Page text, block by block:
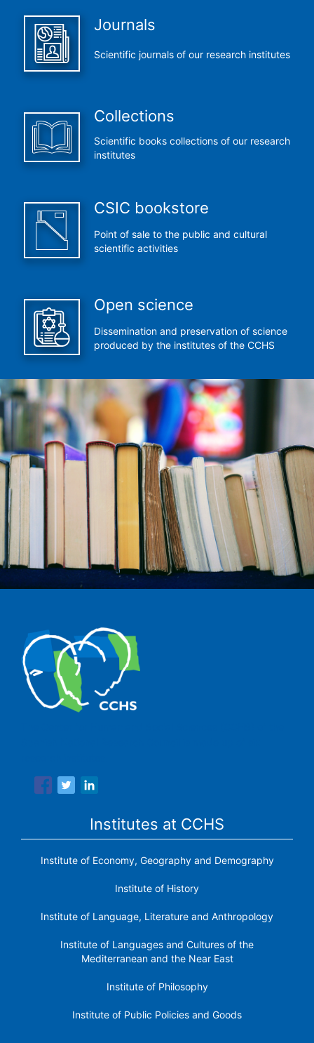
Journals
Scientific journals of our research institutes
Collections
Scientific books collections of our research
institutes
CSIC bookstore
Point of sale to the public and cultural
scientific activities
Open science
Dissemination and preservation of science
produced by the institutes of the CCHS
Institutes at CCHS
Institute of Economy, Geography and Demography
Institute of History
Institute of Language, Literature and Anthropology
Institute of Languages ​​and Cultures of the
Mediterranean and the Near East
Institute of Philosophy
Institute of Public Policies and Goods